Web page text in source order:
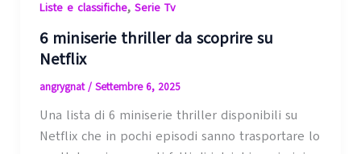
Liste e classifiche, Serie Tv
6 miniserie thriller da scoprire su
Netflix
angrygnat/ Settembre 6, 2025
Una lista di 6 miniserie thriller disponibili su
Netflix che in pochi episodi sanno trasportare lo